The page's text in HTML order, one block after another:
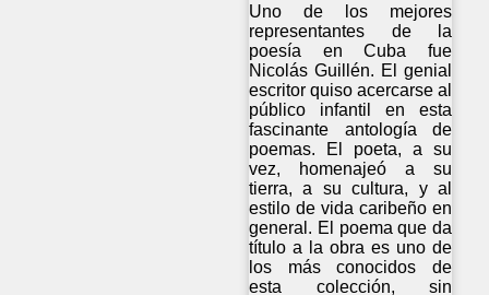
Uno de los mejores
representantes de la
poesía en Cuba fue
Nicolás Guillén. El genial
escritor quiso acercarse al
público infantil en esta
fascinante antología de
poemas. El poeta, a su
vez, homenajeó a su
tierra, a su cultura, y al
estilo de vida caribeño en
general. El poema que da
título a la obra es uno de
los más conocidos de
esta colección, sin